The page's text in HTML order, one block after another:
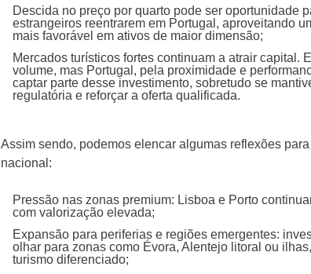
Descida no preço por quarto pode ser oportunidade
estrangeiros reentrarem em Portugal, aproveitando
mais favorável em ativos de maior dimensão;
Mercados turísticos fortes continuam a atrair capital.
volume, mas Portugal, pela proximidade e
captar parte desse investimento, sobretudo se
regulatória e reforçar a oferta qualificada.
Assim sendo, podemos elencar algumas reflexões
nacional:
Pressão nas zonas premium: Lisboa e Porto
com valorização elevada;
Expansão para periferias e regiões emergentes:
olhar para zonas como Évora, Alentejo litoral ou
turismo diferenciado;